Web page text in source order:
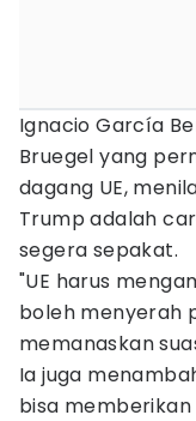
Ignacio García
Bruegel yang
dagang UE,
Trump adalah
segera sepakat.
"UE harus
boleh menyerah
memanaskan
Ia juga
bisa memberikan